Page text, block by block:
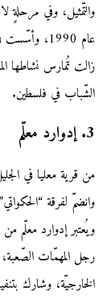
والتّمثيل، وفي مرحلةٍ
زالت تُمارس نشاطها
الشّباب في فلسطين.
3. إدوارد معلّم
من قرية معليا في
وانضمّ لفرقة
ويُعتبر إدوارد معلّم
رجل المهمّات